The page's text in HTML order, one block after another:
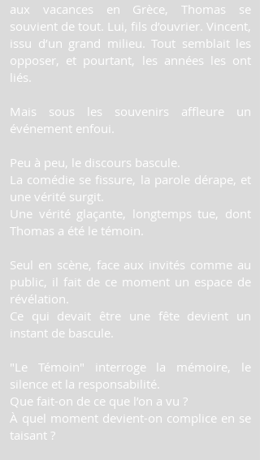
aux vacances en Grèce, Thomas se
souvient de tout. Lui, fils d’ouvrier. Vincent,
issu d’un grand milieu. Tout semblait les
opposer, et pourtant, les années les ont
liés.
Mais sous les souvenirs affleure un
événement enfoui.
Peu à peu, le discours bascule.
La comédie se fissure, la parole dérape, et
une vérité surgit.
Une vérité glaçante, longtemps tue, dont
Thomas a été le témoin.
Seul en scène, face aux invités comme au
public, il fait de ce moment un espace de
révélation.
Ce qui devait être une fête devient un
instant de bascule.
"Le Témoin" interroge la mémoire, le
silence et la responsabilité.
Que fait-on de ce que l’on a vu ?
À quel moment devient-on complice en se
taisant ?